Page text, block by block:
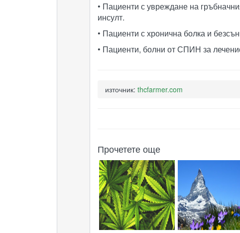
• Пациенти с увреждане на
инсулт.
• Пациенти с хронична болка и
• Пациенти, болни от СПИН за
източник: thcfarmer.com
Прочетете още